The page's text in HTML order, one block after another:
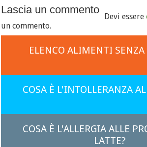
Lascia un commento
Devi essere
un commento.
ELENCO ALIMENTI SENZA
COSA È L'INTOLLERANZA
COSA È L'ALLERGIA ALLE
LATTE?